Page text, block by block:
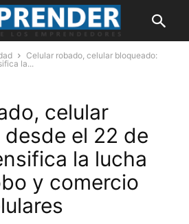
Celular robado, celular bloqueado:
la...
celular
el 22 de
la lucha
y comercio